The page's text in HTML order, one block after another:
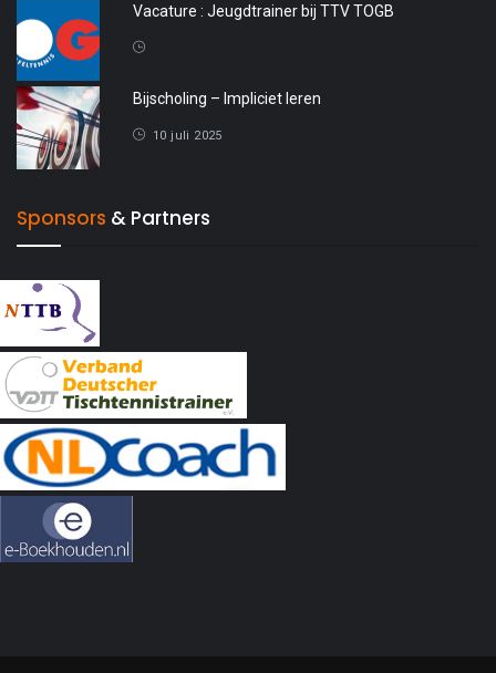
Vacature : Jeugdtrainer bij TTV TOGB
Bijscholing – Impliciet leren
10 juli 2025
Sponsors & Partners